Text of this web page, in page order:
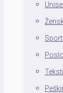
Tekstil